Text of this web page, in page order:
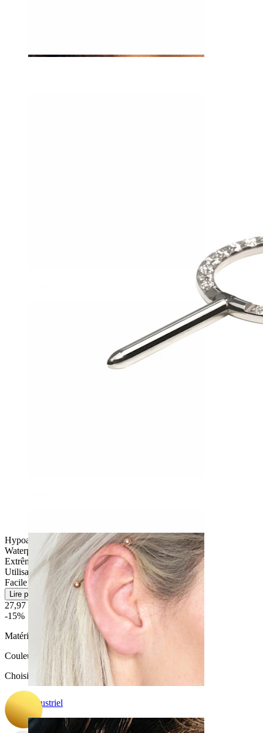
Industriel
Hypoallergénique
Waterproof
Extrêmement durable
Utilisation modérée
Facile
Lire plus
27,97 €
32,90 €
-15%
Matériau:
Titane
Couleur
Choisissez Couleur